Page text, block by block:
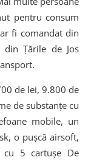
pentru consum
fi comandat din
Țările de Jos
de lei, 9.800 de
de substanţe cu
mobile, un
o pușcă airsoft,
5 cartuşe De